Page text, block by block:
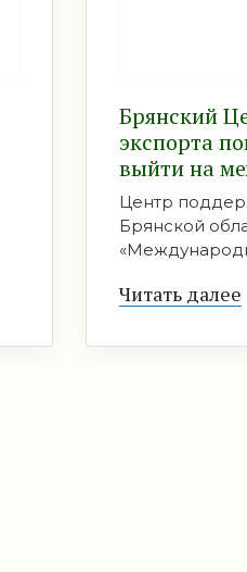
Брянский
экспорта
выйти на
Центр
Брянской
Читать далее